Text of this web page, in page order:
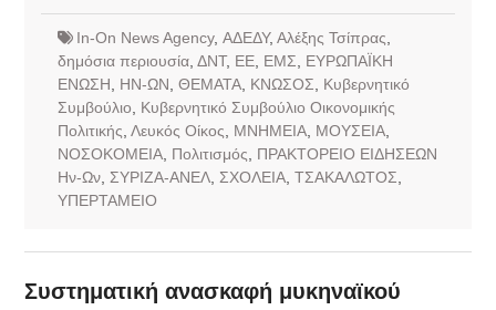
In-On News Agency, ΑΔΕΔΥ, Αλέξης Τσίπρας
δημόσια περιουσία, ΔΝΤ, ΕΕ, ΕΜΣ
ΕΥΡΩΠΑΪΚΗ
ΕΝΩΣΗ
ΗΝ-ΩΝ ΘΕΜΑΤΑ, ΚΝΩΣΟΣ
Κυβερνητικό
Συμβούλιο
Κυβερνητικό Συμβούλιο Οικονομικής
Πολιτικής Λευκός Οίκος ΜΝΗΜΕΙΑ, ΜΟΥΣΕΙΑ,
ΝΟΣΟΚΟΜΕΙΑ, Πολιτισμός
ΠΡΑΚΤΟΡΕΙΟ ΕΙΔΗΣΕΩΝ
Ην-Ων, ΣΥΡΙΖΑ-ΑΝΕΛ, ΣΧΟΛΕΙΑ, ΤΣΑΚΑΛΩΤΟΣ
ΥΠΕΡΤΑΜΕΙΟ
Συστηματική ανασκαφή μυκηναϊκού